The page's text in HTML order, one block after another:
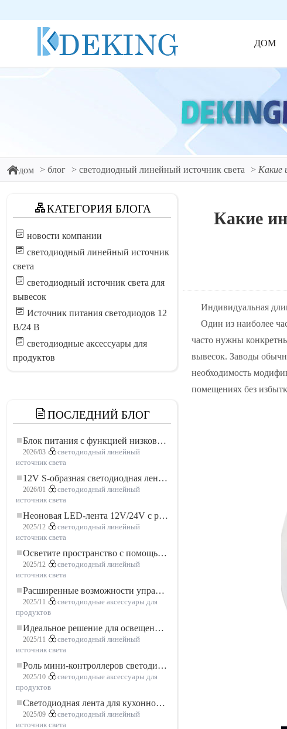
ДОМ
дом блог светодиодный линейный источник света Какие
КАТЕГОРИЯ БЛОГА
новости компании
светодиодный линейный источник
света
светодиодный источник света для
вывесок
Источник питания светодиодов 12
В/24 В
светодиодные аксессуары для
продуктов
ПОСЛЕДНИЙ БЛОГ
Блок питания с функцией низковольтного плавного пуска для LED освещения
2026/03
светодиодный линейный
источник света
12V S-образная светодиодная лента: гибкое и эффективное решение для современного освещения
2026/01
светодиодный линейный
источник света
Неоновая LED-лента 12V/24V с резкой по 3 светодиода: современное неоновое освещение для любого пространства
2025/12
светодиодный линейный
источник света
Осветите пространство с помощью гибкой низковольтной неоновой LED-ленты
2025/12
светодиодный линейный
источник света
Расширенные возможности управления освещением: основные преимущества контроллера RGBW 5–24 В
2025/11
светодиодные аксессуары для
продуктов
Идеальное решение для освещения: гибкая светодиодная лента COB высокой плотности FOB для современного освещения
2025/11
светодиодный линейный
источник света
Роль мини-контроллеров светодиодов в проектах светодиодных лент
2025/10
светодиодные аксессуары для
продуктов
Светодиодная лента для кухонного шкафа: сенсорная светодиодная лента COB, которая меняет представление о домашнем и коммерческом освещении
2025/09
светодиодный линейный
источник света
Какие
Индивидуальная
Один из наиболее
часто нужны
вывесок. Заводы
необходимость
помещениях без